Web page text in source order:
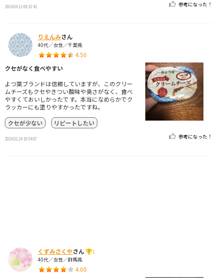
2024.04.11 09:32:41 参考になった！
りえんみさん
40代／女性／千葉県
4.50
クセがなく食べやすい
よつ葉ブランドは信頼していますが、このクリー
ムチーズもクセやきつい酸味や臭さがなく、食べ
やすくておいしかったです。本当になめらかでク
ラッカーにも塗りやすかったですね。
クセが少ない
リピートしたい
2024.02.24 19:54:07 参考になった！
くずみさくやさん
1
40代／女性／群馬県
4.00